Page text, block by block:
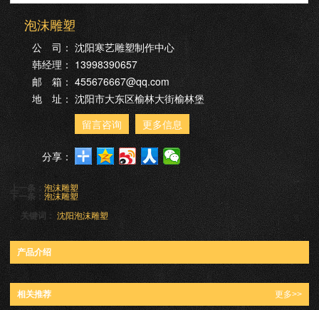
泡沫雕塑
公 司： 沈阳寒艺雕塑制作中心
韩经理： 13998390657
邮 箱： 455676667@qq.com
地 址： 沈阳市大东区榆林大街榆林堡
留言咨询
更多信息
分享：
上一条：泡沫雕塑
下一条：泡沫雕塑
关键词：沈阳泡沫雕塑
产品介绍
相关推荐 更多>>